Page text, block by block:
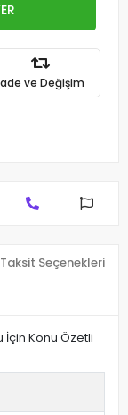
ve Değişim
Taksit Seçenekleri
İçin Konu Özetli